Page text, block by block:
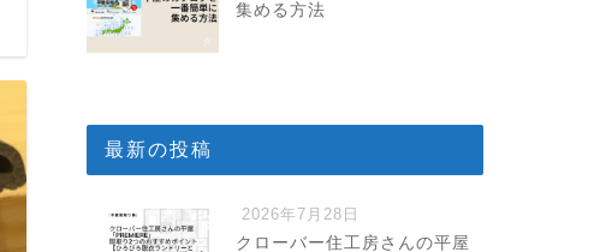
集める方法
最新の投稿
2026年7月28日
クローバー住工房さんの平屋